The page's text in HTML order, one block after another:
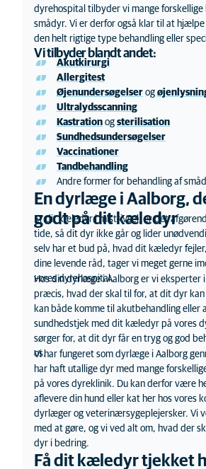
dyrehospital tilbyder vi mange forskellige
smådyr. Vi er derfor også klar til at
den helt rigtige type behandling eller
Vi tilbyder blandt andet:
Akutkirurgi
Allergitest
Øjenundersøgelser og
Ultralydsscanning
Kastration og sterilisation
Sundhedsundersøgelser
Vaccinationer
Tandbehandling
Andre former for behandling af
En dyrlæge i Aalborg,
godt på dit kæledyr
Er dit kæledyr i mistrivsel, er det
tide, så dit dyr ikke går og lider unød
selv har et bud på, hvad dit kæledyr
dine levende råd, tager vi meget gerne
vores dyrehospital.
Hos din dyrlæge i Aalborg er vi eksperter
præcis, hvad der skal til for, at dit dyr
kan både komme til akutbehandling eller
sundhedstjek med dit kæledyr på vores
sørger for, at dit dyr får en tryg og god
os.
Vi har fungeret som dyrlæge i Aalborg
har haft utallige dyr med mange
på vores dyreklinik. Du kan derfor være
aflevere din hund eller kat her hos vores
dyrlæger og veterinærsygeplejersker. Vi
med at gøre, og vi ved alt om, hvad der
dyr i bedring.
Få dit kæledyr tjekket